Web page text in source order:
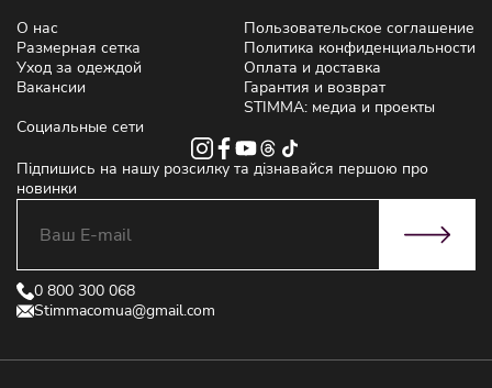
О нас
Размерная сетка
Уход за одеждой
Вакансии
Пользовательское соглашение
Политика конфиденциальности
Оплата и доставка
Гарантия и возврат
STIMMA: медиа и проекты
Социальные сети
Підпишись на нашу розсилку та дізнавайся першою про
новинки
0 800 300 068
Stimmacomua@gmail.com